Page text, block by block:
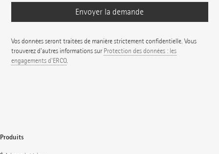
Vos données seront traitées de manière strictement confidentielle. Vous
trouverez d'autres informations sur Protection des données : les
engagements d'ERCO.
Produits